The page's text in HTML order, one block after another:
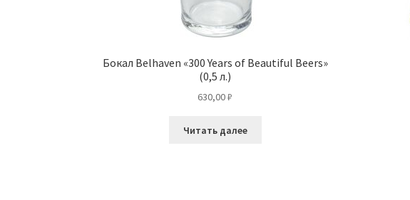
Бокал Belhaven «300 Years of Beautiful Beers»
(0,5 л.)
630,00₽
Читать далее